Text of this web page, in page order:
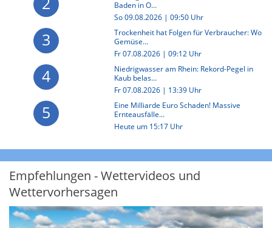
Baden in O...
So 09.08.2026 | 09:50 Uhr
3
Trockenheit hat Folgen für Verbraucher: Wo
Gemüse...
Fr 07.08.2026 | 09:12 Uhr
4
Niedrigwasser am Rhein: Rekord-Pegel in
Kaub belas...
Fr 07.08.2026 | 13:39 Uhr
5
Eine Milliarde Euro Schaden! Massive
Ernteausfälle...
Heute um 15:17 Uhr
Empfehlungen - Wettervideos und
Wettervorhersagen